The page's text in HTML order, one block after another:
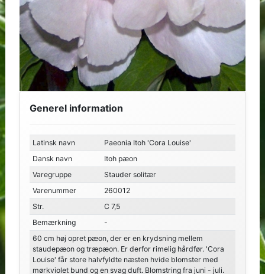
Generel information
Latinsk navn
Paeonia Itoh 'Cora Louise'
Dansk navn
Itoh pæon
Varegruppe
Stauder solitær
Varenummer
260012
Str.
C 7,5
Bemærkning
-
60 cm høj opret pæon, der er en krydsning mellem
staudepæon og træpæon. Er derfor rimelig hårdfør. 'Cora
Louise' får store halvfyldte næsten hvide blomster med
mørkviolet bund og en svag duft. Blomstring fra juni - juli.